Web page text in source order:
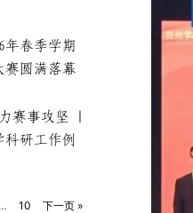
年春季学期
赛圆满落幕
赛事攻坚 |
科研工作例
… 10 下一页 »